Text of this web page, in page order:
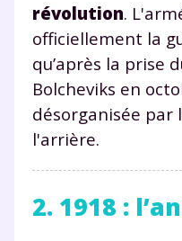
révolution.
officiellement la
qu’après la prise
Bolcheviks en
désorganisée
l'arrière.
2. 1918 :